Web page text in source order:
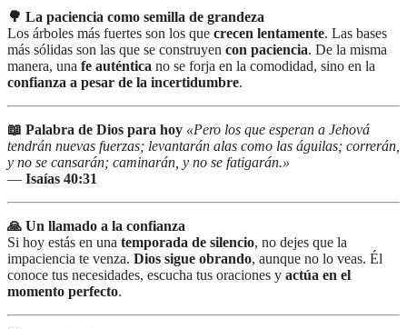
🌳 La paciencia como semilla de grandeza
Los árboles más fuertes son los que crecen lentamente. Las bases
más sólidas son las que se construyen con paciencia. De la misma
manera, una fe auténtica no se forja en la comodidad, sino en la
confianza a pesar de la incertidumbre.
📖 Palabra de Dios para hoy «Pero los que esperan a Jehová
tendrán nuevas fuerzas; levantarán alas como las águilas; correrán,
y no se cansarán; caminarán, y no se fatigarán.»
— Isaías 40:31
🙏 Un llamado a la confianza
Si hoy estás en una temporada de silencio, no dejes que la
impaciencia te venza. Dios sigue obrando, aunque no lo veas. Él
conoce tus necesidades, escucha tus oraciones y actúa en el
momento perfecto.